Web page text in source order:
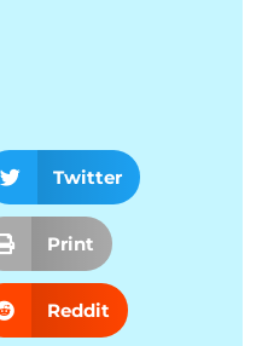
Twitter
Print
Reddit